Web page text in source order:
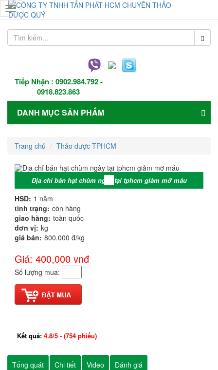
Tiếp Nhận : 0902.984.792-
0918.823.863
Toggle
navigation
DANH MỤC SẢN PHẨM
Trang chủ Thảo dược TPHCM
Địa chỉ bán hạt chùm ngây tại tphcm giảm mỡ máu
HSD: 1 năm
tình trạng: còn hàng
giao hàng: toàn quốc
đơn vị: kg
giá bán: 800.000 đ/kg
Giá: 400,000 vnđ
Số lượng mua:
Kết quả: 4.8/5 - (754 phiếu)
Tổng quát Chi tiết Video Đánh giá